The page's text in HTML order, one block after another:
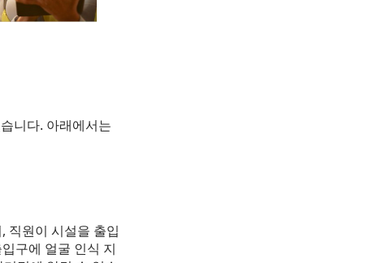
니다. 아래에서는
직원이 시설을 출입
구에 얼굴 인식 지